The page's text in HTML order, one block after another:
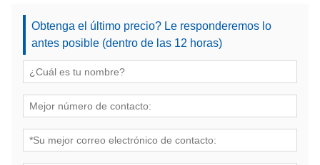
Obtenga el último precio? Le responderemos lo
antes posible (dentro de las 12 horas)